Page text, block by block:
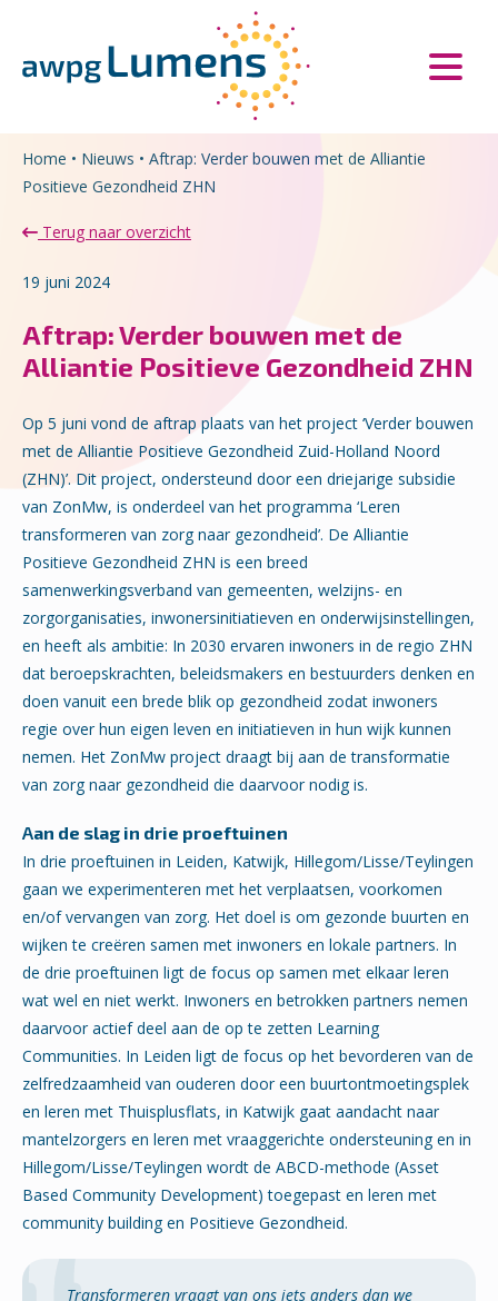
Home • Nieuws • Aftrap: Verder bouwen met de Alliantie
Positieve Gezondheid ZHN
Terug naar overzicht
19 juni 2024
Aftrap: Verder bouwen met de
Alliantie Positieve Gezondheid ZHN
Op 5 juni vond de aftrap plaats van het project ‘Verder bouwen
met de Alliantie Positieve Gezondheid Zuid-Holland Noord
(ZHN)’. Dit project, ondersteund door een driejarige subsidie
van ZonMw, is onderdeel van het programma ‘Leren
transformeren van zorg naar gezondheid’. De Alliantie
Positieve Gezondheid ZHN is een breed
samenwerkingsverband van gemeenten, welzijns- en
zorgorganisaties, inwonersinitiatieven en onderwijsinstellingen,
en heeft als ambitie: In 2030 ervaren inwoners in de regio ZHN
dat beroepskrachten, beleidsmakers en bestuurders denken en
doen vanuit een brede blik op gezondheid zodat inwoners
regie over hun eigen leven en initiatieven in hun wijk kunnen
nemen. Het ZonMw project draagt bij aan de transformatie
van zorg naar gezondheid die daarvoor nodig is.
Aan de slag in drie proeftuinen
In drie proeftuinen in Leiden, Katwijk, Hillegom/Lisse/Teylingen
gaan we experimenteren met het verplaatsen, voorkomen
en/of vervangen van zorg. Het doel is om gezonde buurten en
wijken te creëren samen met inwoners en lokale partners. In
de drie proeftuinen ligt de focus op samen met elkaar leren
wat wel en niet werkt. Inwoners en betrokken partners nemen
daarvoor actief deel aan de op te zetten Learning
Communities. In Leiden ligt de focus op het bevorderen van de
zelfredzaamheid van ouderen door een buurtontmoetingsplek
en leren met Thuisplusflats, in Katwijk gaat aandacht naar
mantelzorgers en leren met vraaggerichte ondersteuning en in
Hillegom/Lisse/Teylingen wordt de ABCD-methode (Asset
Based Community Development) toegepast en leren met
community building en Positieve Gezondheid.
Transformeren vraagt van ons iets anders dan we